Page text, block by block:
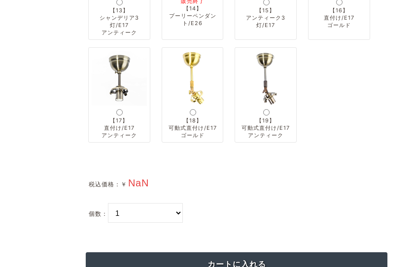
【13】
シャンデリア3
灯/E17
アンティーク
【14】
プーリーペンダン
ト/E26
【15】
アンティーク3
灯/E17
【16】
直付け/E17
ゴールド
【17】
直付け/E17
アンティーク
【18】
可動式直付け/E17
ゴールド
【19】
可動式直付け/E17
アンティーク
税込価格： ￥
個数：